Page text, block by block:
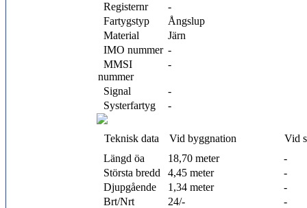
Registernr
-
Fartygstyp
Ångslup
Material
Järn
IMO nummer -
MMSI
nummer
-
Signal
-
Systerfartyg
-
Teknisk data Vid byggnation
Vid
Längd öa
18,70 meter
-
Största bredd
4,45 meter
-
Djupgående
1,34 meter
-
Brt/Nrt
24/-
-